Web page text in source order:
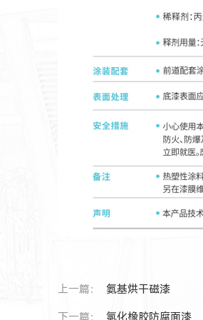
上一篇： 氨基烘干磁漆
下一篇： 氯化橡胶防腐面漆